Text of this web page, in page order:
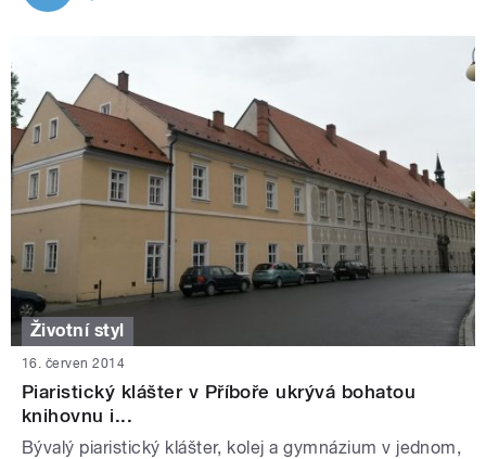
Životní styl
16. červen 2014
Piaristický klášter v Příboře ukrývá bohatou
knihovnu i...
Bývalý piaristický klášter, kolej a gymnázium v jednom,